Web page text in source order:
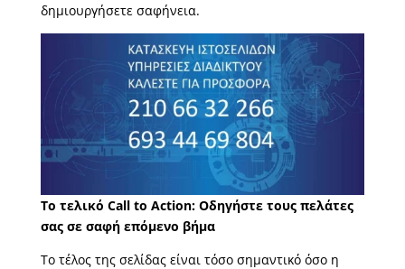
δημιουργήσετε σαφήνεια.
Το τελικό Call to Action: Οδηγήστε τους πελάτες
σας σε σαφή επόμενο βήμα
Το τέλος της σελίδας είναι τόσο σημαντικό όσο η